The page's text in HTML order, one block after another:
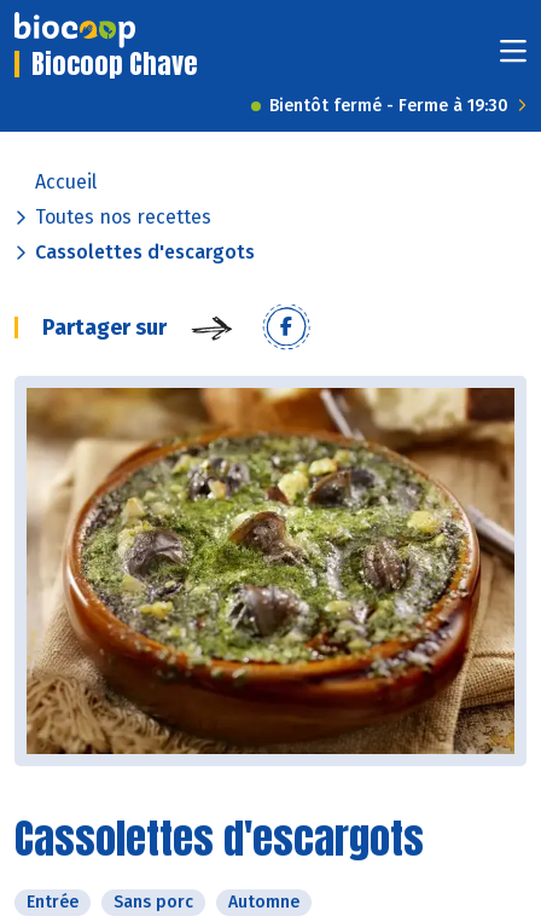
Biocoop Chave
Bientôt fermé - Ferme à 19:30
Accueil
Toutes nos recettes
Cassolettes d'escargots
Partager sur
Cassolettes d'escargots
Entrée Sans porc Automne